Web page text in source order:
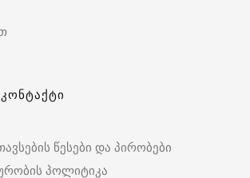
წესები და პირობები
პოლიტიკა